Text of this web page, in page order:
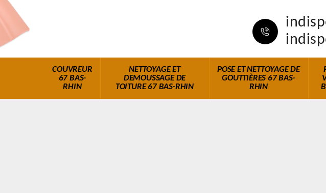
COUVREUR
67 BAS-
RHIN
NETTOYAGE ET
DEMOUSSAGE DE
TOITURE 67 BAS-RHIN
POSE ET NETTOYAGE DE
GOUTTIÈRES 67 BAS-
RHIN